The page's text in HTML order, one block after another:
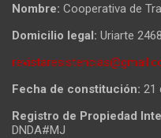
Nombre: Cooperativa de
Domicilio legal: Uriarte 2468
Fecha de constitución: 21
Registro de Propiedad
DNDA#MJ